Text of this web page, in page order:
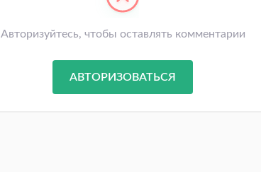
Авторизуйтесь, чтобы оставлять комментарии
АВТОРИЗОВАТЬСЯ